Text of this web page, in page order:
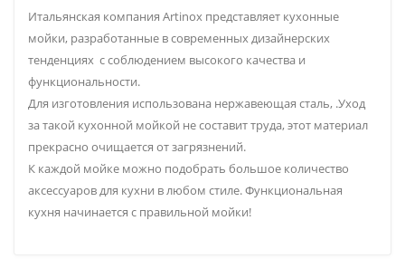
Итальянская компания Artinox представляет кухонные
мойки, разработанные в современных дизайнерских
тенденциях с соблюдением высокого качества и
функциональности.
Для изготовления использована нержавеющая сталь, .Уход
за такой кухонной мойкой не составит труда, этот материал
прекрасно очищается от загрязнений.
К каждой мойке можно подобрать большое количество
аксессуаров для кухни в любом стиле. Функциональная
кухня начинается с правильной мойки!